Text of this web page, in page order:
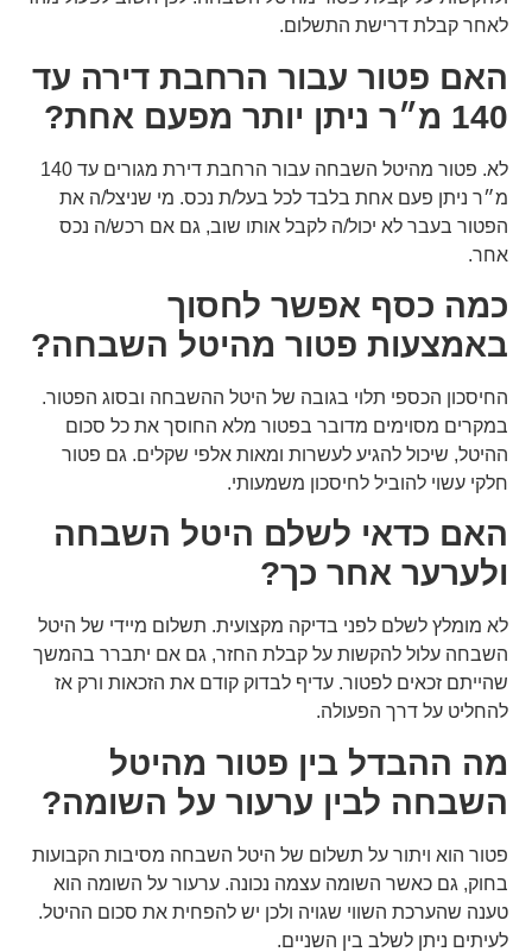
לאחר קבלת דרישת התשלום.
האם פטור עבור הרחבת דירה עד
140 מ״ר ניתן יותר מפעם אחת?
לא. פטור מהיטל השבחה עבור הרחבת דירת מגורים עד 140
מ״ר ניתן פעם אחת בלבד לכל בעל/ת נכס. מי שניצל/ה את
הפטור בעבר לא יכול/ה לקבל אותו שוב, גם אם רכש/ה נכס
אחר.
כמה כסף אפשר לחסוך
באמצעות פטור מהיטל השבחה?
החיסכון הכספי תלוי בגובה של היטל ההשבחה ובסוג הפטור.
במקרים מסוימים מדובר בפטור מלא החוסך את כל סכום
ההיטל, שיכול להגיע לעשרות ומאות אלפי שקלים. גם פטור
חלקי עשוי להוביל לחיסכון משמעותי.
האם כדאי לשלם היטל השבחה
ולערער אחר כך?
לא מומלץ לשלם לפני בדיקה מקצועית. תשלום מיידי של היטל
השבחה עלול להקשות על קבלת החזר, גם אם יתברר בהמשך
שהייתם זכאים לפטור. עדיף לבדוק קודם את הזכאות ורק אז
להחליט על דרך הפעולה.
מה ההבדל בין פטור מהיטל
השבחה לבין ערעור על השומה?
פטור הוא ויתור על תשלום של היטל השבחה מסיבות הקבועות
בחוק, גם כאשר השומה עצמה נכונה. ערעור על השומה הוא
טענה שהערכת השווי שגויה ולכן יש להפחית את סכום ההיטל.
לעיתים ניתן לשלב בין השניים.